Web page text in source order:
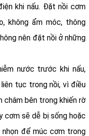
khi nấu. Đặt nồi cơm
không ẩm móc, thông
nên đặt nồi ở những
nước trước khi nấu,
tục trong nồi, vì điều
châm bên trong khiến rờ
cơm sẽ dễ bị sống hoặc
nhọn để múc cơm trong